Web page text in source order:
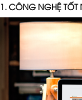
1. CÔNG NGHỆ TỐT